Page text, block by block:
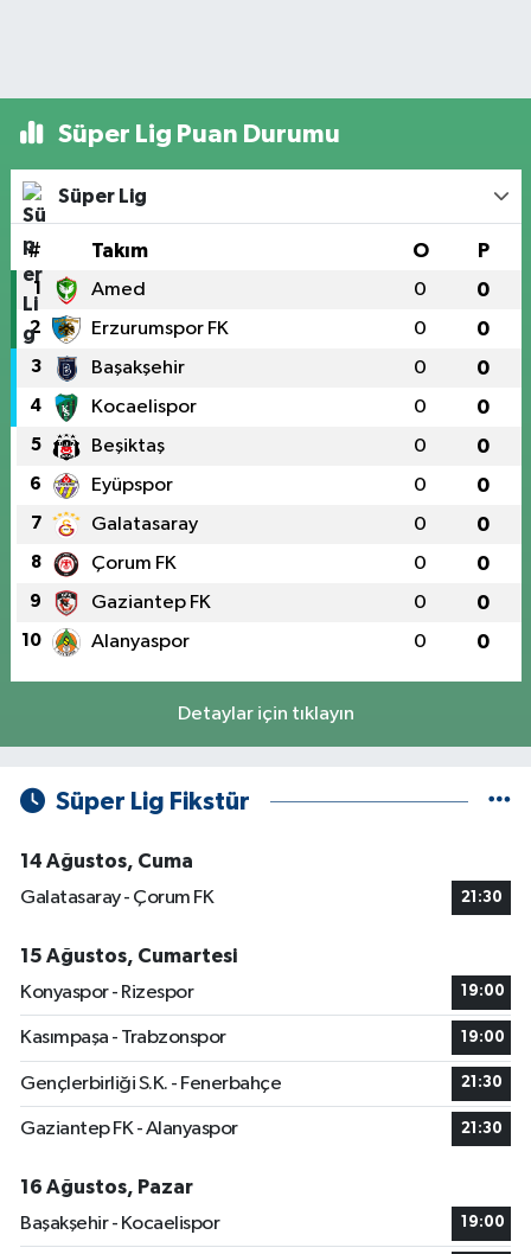
Süper Lig Puan Durumu
Süper Lig
# Takım O P
1 Amed 0 0
2 Erzurumspor FK 0 0
3 Başakşehir 0 0
4 Kocaelispor 0 0
5 Beşiktaş 0 0
6 Eyüpspor 0 0
7 Galatasaray 0 0
8 Çorum FK 0 0
9 Gaziantep FK 0 0
10 Alanyaspor 0 0
Detaylar için tıklayın
Süper Lig Fikstür
14 Ağustos, Cuma
Galatasaray - Çorum FK
21:30
15 Ağustos, Cumartesi
Konyaspor - Rizespor
19:00
Kasımpaşa - Trabzonspor 19:00
Gençlerbirliği S.K. - Fenerbahçe 21:30
Gaziantep FK - Alanyaspor 21:30
16 Ağustos, Pazar
Başakşehir - Kocaelispor
19:00